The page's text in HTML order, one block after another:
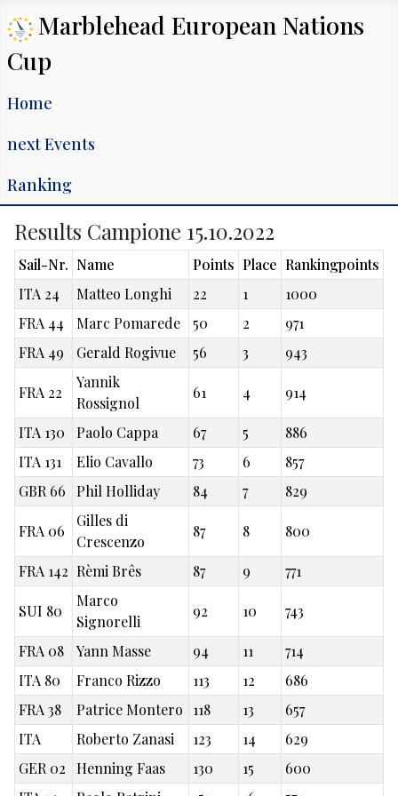
Marblehead European Nations
Cup
Home
next Events
Ranking
Results Campione 15.10.2022
Sail-Nr. Name Points Place Rankingpoints
ITA 24
Matteo Longhi 22 1
1000
FRA 44
Marc Pomarede 50 2
971
FRA 49
Gerald Rogivue 56 3 943
FRA 22
Yannik
Rossignol
61 4 914
ITA 130 Paolo Cappa 67 5
886
ITA 131
Elio Cavallo 73 6
857
GBR 66
Phil Holliday 84 7 829
FRA 06
Gilles di
Crescenzo
87 8 800
FRA 142 Rèmi Brês 87 9 771
SUI 80
Marco
Signorelli
92 10 743
FRA 08 Yann Masse 94 11
714
ITA 80
Franco Rizzo 113 12
686
FRA 38
Patrice Montero 118 13
657
ITA
Roberto Zanasi 123 14
629
GER 02
Henning Faas 130 15
600